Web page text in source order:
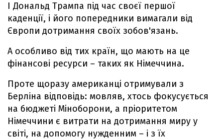
І Дональд Трампа під час своєї першої
каденції, і його попередники вимагали від
Європи дотримання своїх зобов'язань.
А особливо від тих країн, що мають на це
фінансові ресурси – таких як Німеччина.
Проте щоразу американці отримували з
Берліна відповідь: мовляв, хтось фокусується
на бюджеті Міноборони, а пріоритетом
Німеччини є витрати на дотримання миру у
світі, на допомогу нужденним – і з їх